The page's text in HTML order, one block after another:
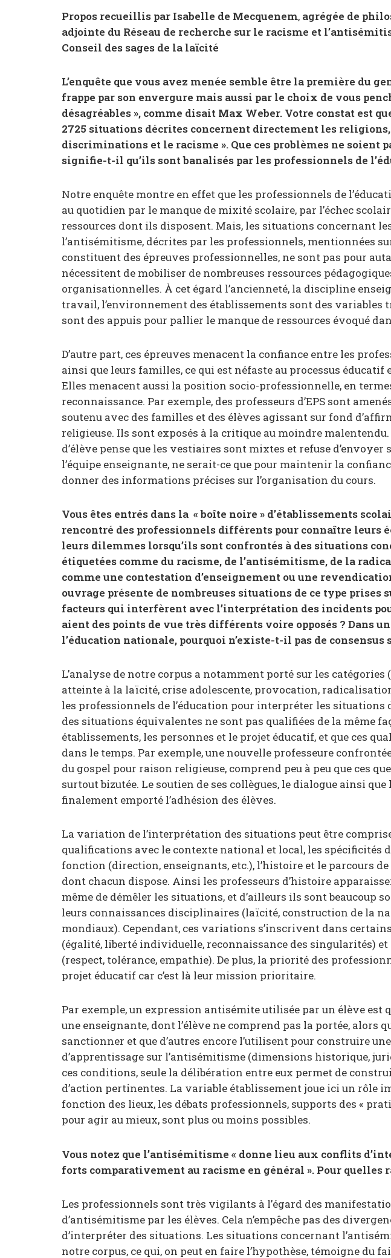
Propos recueillis par Isabelle de Mecquenem, agrégée de
adjointe du Réseau de recherche sur le racisme et
Conseil des sages de la laïcité
L’enquête que vous avez menée semble être la première du
frappe par son envergure mais aussi par le choix de vous
désagréables », comme disait Max Weber. Votre constat est
2725 situations décrites concernent directement les
discriminations et le racisme ». Que ces problèmes ne soient
signifie-t-il qu’ils sont banalisés par les professionnels de
Notre enquête montre en effet que les professionnels de
au quotidien par le manque de mixité scolaire, par l’échec
ressources dont ils disposent. Mais, les situations concernant
l’antisémitisme, décrites par les professionnels, mentionnées
constituent des épreuves professionnelles, ne sont pas pour
nécessitent de mobiliser de nombreuses ressources
organisationnelles. À cet égard l’ancienneté, la discipline
travail, l’environnement des établissements sont des variables
sont des appuis pour pallier le manque de ressources évoqué
D’autre part, ces épreuves menacent la confiance entre les
ainsi que leurs familles, ce qui est néfaste au processus éducatif
Elles menacent aussi la position socio-professionnelle, en
reconnaissance. Par exemple, des professeurs d’EPS sont
soutenu avec des familles et des élèves agissant sur fond
religieuse. Ils sont exposés à la critique au moindre
d’élève pense que les vestiaires sont mixtes et refuse d’envoyer
l’équipe enseignante, ne serait-ce que pour maintenir la
donner des informations précises sur l’organisation du cours.
Vous êtes entrés dans la « boîte noire » d’établissements
rencontré des professionnels différents pour connaître leurs
leurs dilemmes lorsqu’ils sont confrontés à des situations
étiquetées comme du racisme, de l’antisémitisme, de la
comme une contestation d’enseignement ou une
ouvrage présente de nombreuses situations de ce type prises
facteurs qui interfèrent avec l’interprétation des incidents
aient des points de vue très différents voire opposés ? Dans
l’éducation nationale, pourquoi n’existe-t-il pas de consensus
L’analyse de notre corpus a notamment porté sur les
atteinte à la laïcité, crise adolescente, provocation,
les professionnels de l’éducation pour interpréter les situations
des situations équivalentes ne sont pas qualifiées de la même
établissements, les personnes et le projet éducatif, et que ces
dans le temps. Par exemple, une nouvelle professeure
du gospel pour raison religieuse, comprend peu à peu que ces
surtout bizutée. Le soutien de ses collègues, le dialogue ainsi
finalement emporté l’adhésion des élèves.
La variation de l’interprétation des situations peut être
qualifications avec le contexte national et local, les spécificités
fonction (direction, enseignants, etc.), l’histoire et le parcours de
dont chacun dispose. Ainsi les professeurs d’histoire
même de démêler les situations, et d’ailleurs ils sont beaucoup
leurs connaissances disciplinaires (laïcité, construction de la
mondiaux). Cependant, ces variations s’inscrivent dans
(égalité, liberté individuelle, reconnaissance des singularités) et
(respect, tolérance, empathie). De plus, la priorité des
projet éducatif car c’est là leur mission prioritaire.
Par exemple, un expression antisémite utilisée par un élève est
une enseignante, dont l’élève ne comprend pas la portée, alors
sanctionner et que d’autres encore l’utilisent pour construire
d’apprentissage sur l’antisémitisme (dimensions historique,
ces conditions, seule la délibération entre eux permet de
d’action pertinentes. La variable établissement joue ici un rôle
fonction des lieux, les débats professionnels, supports des «
pour agir au mieux, sont plus ou moins possibles.
Vous notez que l’antisémitisme « donne lieu aux conflits
forts comparativement au racisme en général ». Pour quelles
Les professionnels sont très vigilants à l’égard des
d’antisémitisme par les élèves. Cela n’empêche pas des
d’interpréter des situations. Les situations concernant
notre corpus, ce qui, on peut en faire l’hypothèse, témoigne du